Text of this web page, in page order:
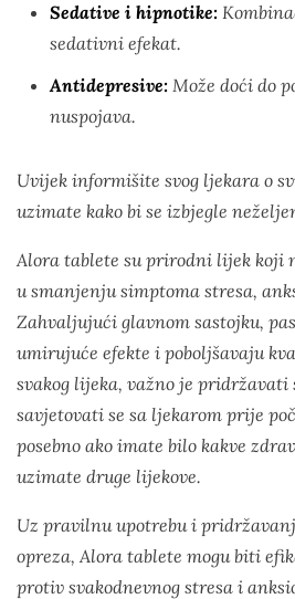
Sedative i hipnotike:
sedativni efekat.
Antidepresive: Može doći do
nuspojava.
Uvijek informišite svog ljekara o
uzimate kako bi se izbjegle
Alora tablete su prirodni lijek koji
u smanjenju simptoma stresa,
Zahvaljujući glavnom sastojku,
umirujuće efekte i poboljšavaju
svakog lijeka, važno je pridržavati
savjetovati se sa ljekarom prije
posebno ako imate bilo kakve
uzimate druge lijekove.
Uz pravilnu upotrebu i
opreza, Alora tablete mogu biti
protiv svakodnevnog stresa i